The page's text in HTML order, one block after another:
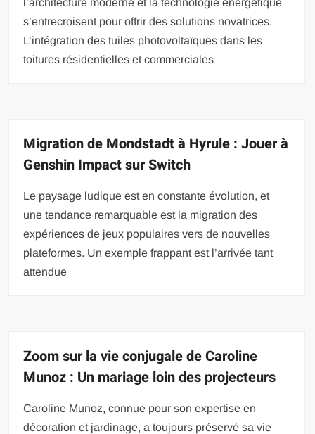
s’entrecroisent pour offrir des solutions novatrices.
L’intégration des tuiles photovoltaïques dans les
toitures résidentielles et commerciales
Migration de Mondstadt à Hyrule : Jouer à
Genshin Impact sur Switch
Le paysage ludique est en constante évolution, et
une tendance remarquable est la migration des
expériences de jeux populaires vers de nouvelles
plateformes. Un exemple frappant est l’arrivée tant
attendue
Zoom sur la vie conjugale de Caroline
Munoz : Un mariage loin des projecteurs
Caroline Munoz, connue pour son expertise en
décoration et jardinage, a toujours préservé sa vie